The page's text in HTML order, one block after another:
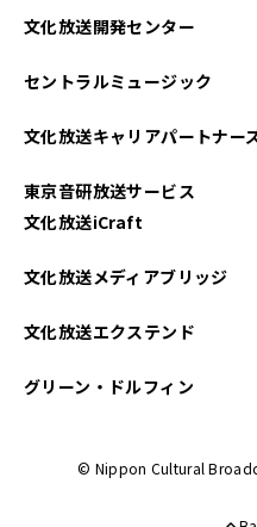
文化放送開発センター
セントラルミュージック
文化放送キャリアパートナー
東京音研放送サービス
文化放送iCraft
文化放送メディアブリッジ
文化放送エクステンド
グリーン・ドルフィン
© Nippon Cultural